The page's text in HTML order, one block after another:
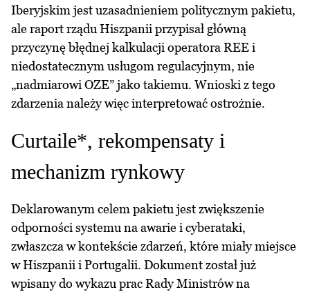
Iberyjskim jest uzasadnieniem politycznym pakietu,
ale raport rządu Hiszpanii przypisał główną
przyczynę błędnej kalkulacji operatora REE i
niedostatecznym usługom regulacyjnym, nie
„nadmiarowi OZE” jako takiemu. Wnioski z tego
zdarzenia należy więc interpretować ostrożnie.
Curtaile*, rekompensaty i
mechanizm rynkowy
Deklarowanym celem pakietu jest zwiększenie
odporności systemu na awarie i cyberataki,
zwłaszcza w kontekście zdarzeń, które miały miejsce
w Hiszpanii i Portugalii. Dokument został już
wpisany do wykazu prac Rady Ministrów na